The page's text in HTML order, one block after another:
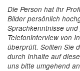
Die Person hat ihr
Bilder persönlich
Sprachkenntnisse
Telefoninterview von
überprüft. Sollten Sie
durch Inhalte auf
uns bitte umgehend